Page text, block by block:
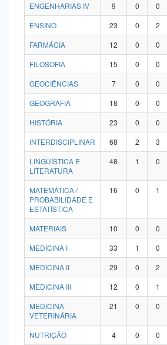
ENGENHARIAS IV
9 0 0
ENSINO
23 0 2
FARMÁCIA
12 0 0
FILOSOFIA
15 0 0
GEOCIÊNCIAS
7 0 0
GEOGRAFIA
18 0 0
HISTÓRIA
23 0 0
INTERDISCIPLINAR
68 2 3
LINGUÍSTICA E
LITERATURA
48 1 0
MATEMÁTICA /
PROBABILIDADE E
ESTATÍSTICA
16 0 1
MATERIAIS 10 0 0
MEDICINA I
33 1 0
MEDICINA II
29 0 2
MEDICINA III
12 0 1
MEDICINA
VETERINÁRIA
21 0 0
NUTRIÇÃO 4 0 0